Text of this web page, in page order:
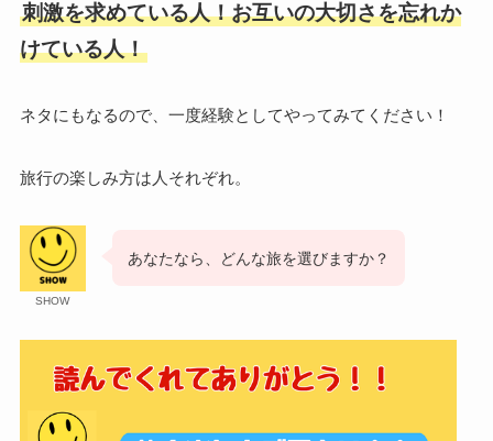
刺激を求めている人！お互いの大切さを忘れか
けている人！
ネタにもなるので、一度経験としてやってみてください！
旅行の楽しみ方は人それぞれ。
SHOW
あなたなら、どんな旅を選びますか？